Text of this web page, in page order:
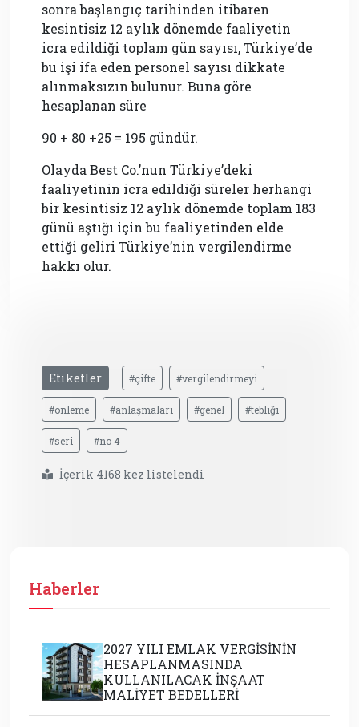
sonra başlangıç tarihinden itibaren
kesintisiz 12 aylık dönemde faaliyetin
icra edildiği toplam gün sayısı, Türkiye’de
bu işi ifa eden personel sayısı dikkate
alınmaksızın bulunur. Buna göre
hesaplanan süre
90 + 80 +25 = 195 gündür.
Olayda Best Co.’nun Türkiye’deki
faaliyetinin icra edildiği süreler herhangi
bir kesintisiz 12 aylık dönemde toplam 183
günü aştığı için bu faaliyetinden elde
ettiği geliri Türkiye’nin vergilendirme
hakkı olur.
Etiketler #çifte #vergilendirmeyi
#önleme #anlaşmaları #genel #tebliği
#seri #no 4
İçerik 4168 kez listelendi
Haberler
2027 YILI EMLAK VERGİSİNİN
HESAPLANMASINDA
KULLANILACAK İNŞAAT
MALİYET BEDELLERİ